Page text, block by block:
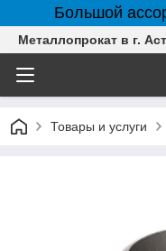
Большой
Металлопрокат в г.
Товары и услуги